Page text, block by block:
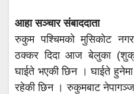
आहा सञ्चार संबाददाता
रुकुम पश्चिमको मुसिकोट
ठक्कर दिदा आज बेलुका
घाईते भएकी छिन । घाईते
रहेकी छिन । रुकुमबाट